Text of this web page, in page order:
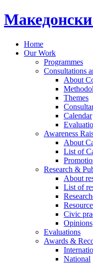
Home
Our Work
Programmes
Consultations
About
Themes
Calendar
Awareness
About
List of
Research &
About
List of
Civic
Opinions
Evaluations
Awards &
National